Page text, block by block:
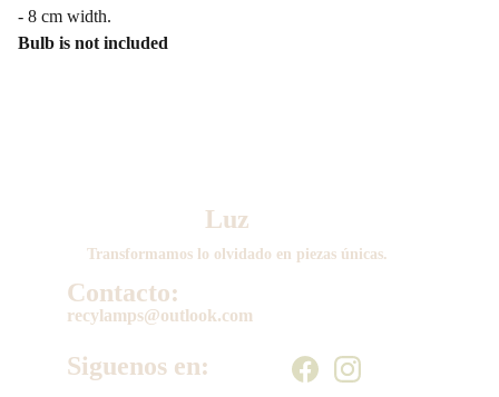
- 8 cm width.
Bulb is not included
Transformamos lo olvidado en piezas únicas.
recylamps@outlook.com
Luz
Siguenos en:
Contacto: